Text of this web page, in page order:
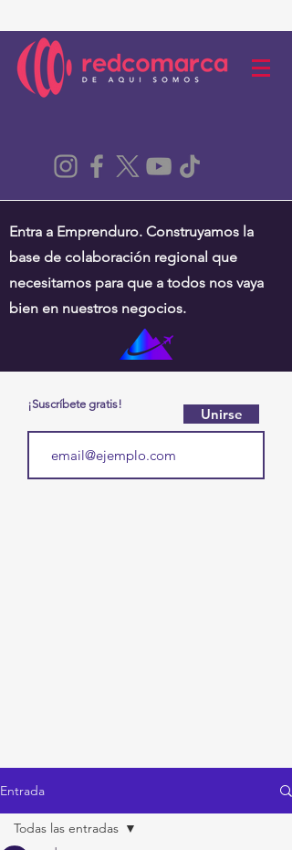
Entra a Emprenduro. Construyamos la
base de colaboración regional que
necesitamos para que a todos nos vaya
bien en nuestros negocios.
¡Suscríbete gratis!
Unirse
Entrada
Todas las entradas